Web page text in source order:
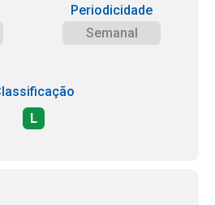
Periodicidade
Semanal
L